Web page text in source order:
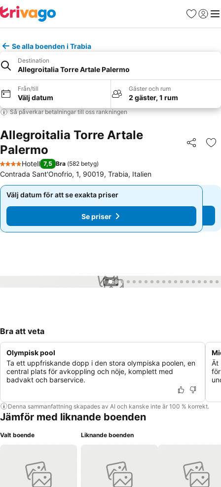
Favoriter
Logga
Se alla boenden i Trabia
Destination
Allegroitalia Torre Artale Palermo
Från/till
Välj datum
Gäster och rum
2 gäster, 1 rum
Så påverkar betalningar till oss rankningen
Allegroitalia Torre Artale
Palermo
Dela
4 Stjärnor
Hotell 7,5 Bra (582 betyg)
Contrada Sant'Onofrio, 1, 90019, Trabia, Italien
Välj datum för att se exakta priser
Se priser
Välj datum för att se exakta priser
Se priser
1 / 53
Bra att veta
Olympisk pool
Ta ett uppfriskande dopp i den stora olympiska poolen, en
central plats för avkoppling och nöje, komplett med
badvakt och barservice.
Ät
Denna sammanfattning skapades av AI och kanske inte är 100 % korrekt.
Jämför med liknande boenden
Valt boende Liknande boenden